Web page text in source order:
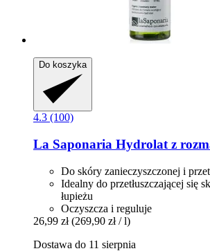
Do koszyka
4.3 (100)
La Saponaria Hydrolat z
Do skóry zanieczyszczonej i
Idealny do przetłuszczającej się
łupieżu
Oczyszcza i reguluje
26,99 zł (269,90 zł / l)
Dostawa do 11 sierpnia